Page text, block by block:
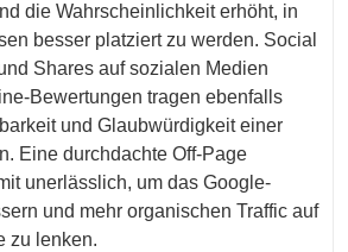
die Wahrscheinlichkeit erhöht, in
besser platziert zu werden. Social
Shares auf sozialen Medien
Bewertungen tragen ebenfalls
und Glaubwürdigkeit einer
Eine durchdachte Off-Page
unerlässlich, um das Google-
und mehr organischen Traffic auf
zu lenken.